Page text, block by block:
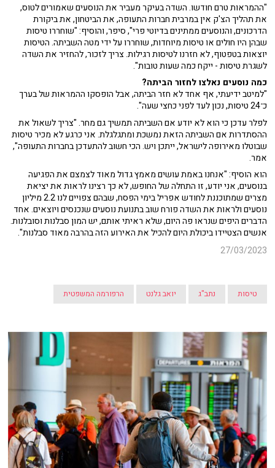
"ההמראות טרם חודשו. השדה בעיקר מעביר את הנוסעים שאמורים לטוס,
את תהליך הצ'ק אין במרבית חברות התעופה, את הביטחון, את ביקורת
הדרכונים, והנוסעים ממתינים בדיוטי פרי", סיפר, והוסיף: "שוחררו טיסות
שבהן היו חולים או טיסות מיוחדות, שוחררו על ידי מטה השביתה. הטיסות
יוצאות בטפטוף, לא חזרנו לטיסות רגילות. צריך לזכור, להחזיר את השדה
לשגרת טיסות - ייקח כמה שעות טובות".
כמה נוסעים נאלצו לחזור הביתה?
"למיטב ידיעתי, אף אחד לא חזר הביתה, אבל הופסקו ההמראות של בערך
כ־24 טיסות, נכון לעד לפני כחצי שעה".
לפלר עדכן כי הוא לא יודע אם השביתה תמשיך גם מחר. "צריך לשאול את
ההסתדרות אם השביתה הזאת נמשכת ומתגלגלת. אני כרגע לא מכיר טיסות
שבוטלו מאירופה לישראל, ייתכן ויש. הכי חשוב להתעדכן בחברות התעופה",
אמר.
הוא הוסיף: "אנחנו באמת עושים מאמץ גדול מאוד לצמצם את הפגיעה
בנוסעים, אני יודע, זו התחלה של החופש, לא כך רצינו לראות את יציאת
מצרים שמתוכננת לחודש אפריל בימי הפסח, שבהם צפויים לנו 2.2 מיליון
נוסעים ולראות את השדה פורח שוב בתנועת נוסעים שנכנסים ויוצאים. אחד
הדברים היפים שנראו פה היום, שלא ראיתי אותם, יש המון סבלנות וסובלנות.
אנשים הצטיידו ביכולת היום להכיל את האירוע הזה בהרבה מאוד סבלנות".
27/03/2023
טיסות נתב"ג יואב גלנט הרפורמה המשפטית